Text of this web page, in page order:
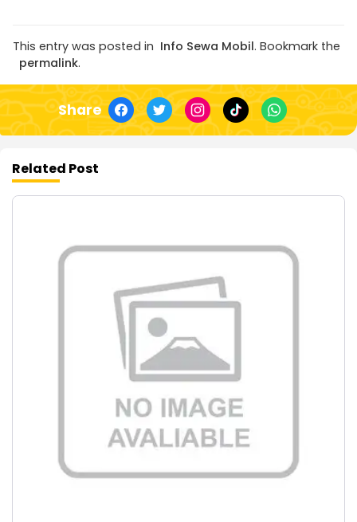
This entry was posted in Info Sewa Mobil. Bookmark the
permalink.
Share
Related Post